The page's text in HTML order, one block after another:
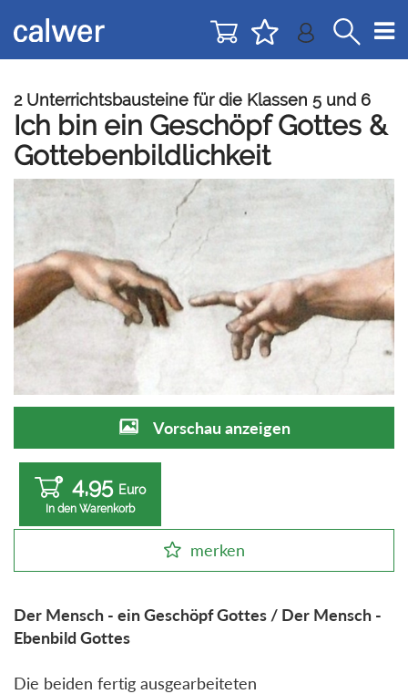
zur
Navigation
zum
Inhalt
2 Unterrichtsbausteine für die Klassen 5 und 6
Ich bin ein Geschöpf Gottes &
Gottebenbildlichkeit
Vorschau anzeigen
4,95 Euro
In den Warenkorb
merken
Der Mensch - ein Geschöpf Gottes / Der Mensch -
Ebenbild Gottes
Die beiden fertig ausgearbeiteten